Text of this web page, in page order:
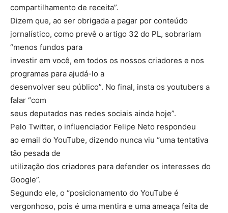
compartilhamento de receita”.
Dizem que, ao ser obrigada a pagar por conteúdo
jornalístico, como prevê o artigo 32 do PL, sobrariam
“menos fundos para
investir em você, em todos os nossos criadores e nos
programas para ajudá-lo a
desenvolver seu público”. No final, insta os youtubers a
falar “com
seus deputados nas redes sociais ainda hoje”.
Pelo Twitter, o influenciador Felipe Neto respondeu
ao email do YouTube, dizendo nunca viu “uma tentativa
tão pesada de
utilização dos criadores para defender os interesses do
Google”.
Segundo ele, o “posicionamento do YouTube é
vergonhoso, pois é uma mentira e uma ameaça feita de